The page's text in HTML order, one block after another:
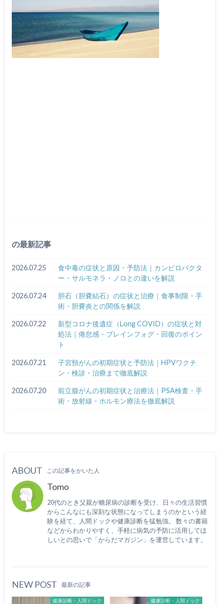
の最新記事
2026.07.25
食中毒の症状と原因・予防法｜カンピロバクタ
ー・サルモネラ・ノロとの違いを解説
2026.07.24
胆石（胆嚢結石）の症状と治療｜食事制限・手
術・胆嚢炎との関係を解説
2026.07.22
新型コロナ後遺症（Long COVID）の症状と対
処法｜倦怠感・ブレインフォグ・回復のポイン
ト
2026.07.21
子宮頸がんの初期症状と予防法｜HPVワクチ
ン・検診・治療まで徹底解説
2026.07.20
前立腺がんの初期症状と治療法｜PSA検査・手
術・放射線・ホルモン療法を徹底解説
ABOUT この記事をかいた人
Tomo
20代のとき父親が糖尿病の診断を受け、日々の生活習慣
からこんなにも深刻な状態になってしまうのかという経
験を経て、人間ドックや健康診断を猛勉強。 数々の書籍
などからわかりやすく、手軽に病気の予防に活用してほ
しいとの思いで「からだマガジン」を運営しています。
NEW POST 最新の記事
健康診断・人間ドック 健康診断・人間ドック